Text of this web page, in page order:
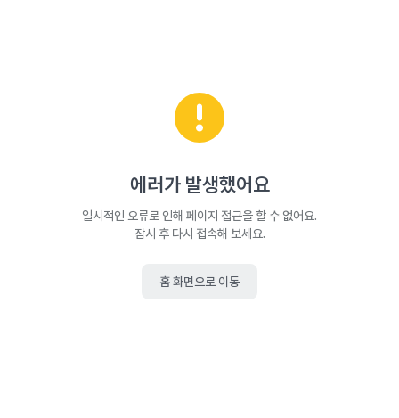
에러가 발생했어요
일시적인 오류로 인해 페이지 접근을 할 수 없어요.
잠시 후 다시 접속해 보세요.
홈 화면으로 이동